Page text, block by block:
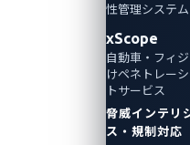
性管理システム
xScope
自動車・フィ
けペネトレー
トサービス
脅威インテリ
ス・規制対応
本シリーズの第2部
最新技術である超
に焦点を当てます
弱性、そして自動
めの対策について